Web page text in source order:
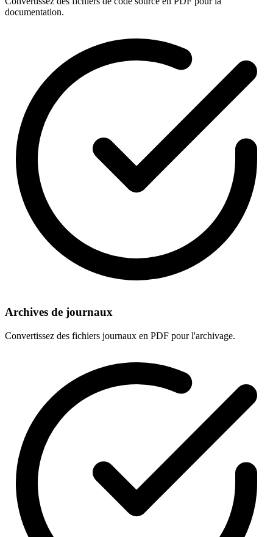
documentation.
Archives de journaux
Convertissez des fichiers journaux en PDF pour l'archivage.